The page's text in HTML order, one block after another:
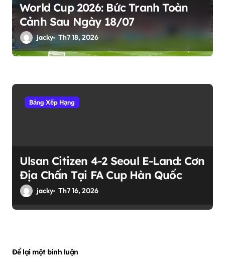
World Cup 2026: Bức Tranh Toàn
Cảnh Sau Ngày 18/07
jacky Th7 18, 2026
Bảng Xếp Hạng
Ulsan Citizen 4-2 Seoul E-Land: Cơn
Địa Chấn Tại FA Cup Hàn Quốc
jacky Th7 16, 2026
Để lại một bình luận